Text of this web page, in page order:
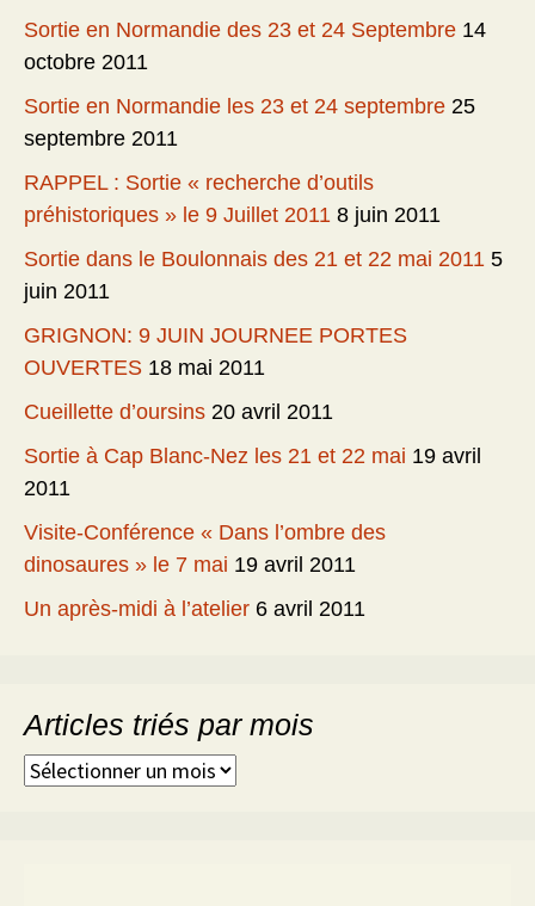
Sortie en Normandie des 23 et 24 Septembre 14
octobre 2011
Sortie en Normandie les 23 et 24 septembre 25
septembre 2011
RAPPEL : Sortie « recherche d’outils
préhistoriques » le 9 Juillet 2011 8 juin 2011
Sortie dans le Boulonnais des 21 et 22 mai 2011 5
juin 2011
GRIGNON: 9 JUIN JOURNEE PORTES
OUVERTES 18 mai 2011
Cueillette d’oursins 20 avril 2011
Sortie à Cap Blanc-Nez les 21 et 22 mai 19 avril
2011
Visite-Conférence « Dans l’ombre des
dinosaures » le 7 mai 19 avril 2011
Un après-midi à l’atelier 6 avril 2011
Articles triés par mois
Articles